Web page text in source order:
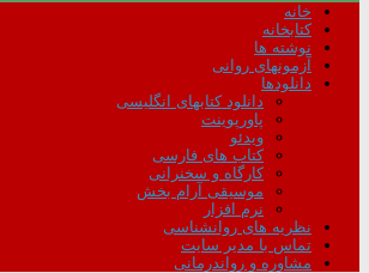
خانه
کتابخانه
نوشته ها
آزمونهای روانی
دانلودها
دانلود کتابهای انگلیسی
پاورپوینت
ویدئو
کتاب های فارسی
کارگاه و سخنرانی
موسیقی آرام بخش
نرم افزار
نظریه های روانشناسی
تماس با مدیر سایت
مشاوره و رواندرمانی